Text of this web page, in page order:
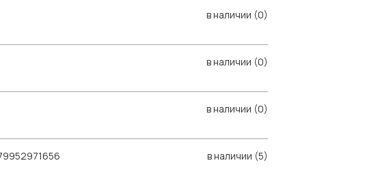
в наличии (0)
в наличии (0)
в наличии (0)
в наличии (5)